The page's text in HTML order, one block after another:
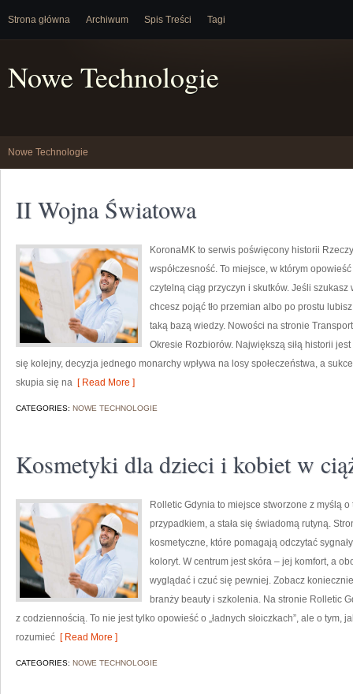
Strona główna Archiwum Spis Treści Tagi
Nowe Technologie
Nowe Technologie
II Wojna Światowa
KoronaMK to serwis poświęcony historii
współczesność. To miejsce, w którym
czytelną ciąg przyczyn i skutków. Jeśli
chcesz pojąć tło przemian albo po prostu
taką bazą wiedzy. Nowości na stronie
Okresie Rozbiorów. Największą siłą historii
się kolejny, decyzja jednego monarchy wpływa na losy społeczeństwa, a
skupia się na [ Read More ]
CATEGORIES: NOWE TECHNOLOGIE
Kosmetyki dla dzieci i kobiet w
Rolletic Gdynia to miejsce stworzone z myślą o
przypadkiem, a stała się świadomą rutyną.
kosmetyczne, które pomagają odczytać
koloryt. W centrum jest skóra – jej komfort, a
wyglądać i czuć się pewniej. Zobacz
branży beauty i szkolenia. Na stronie Rolletic
z codziennością. To nie jest tylko opowieść o „ładnych słoiczkach”, ale o tym,
rozumieć [ Read More ]
CATEGORIES: NOWE TECHNOLOGIE